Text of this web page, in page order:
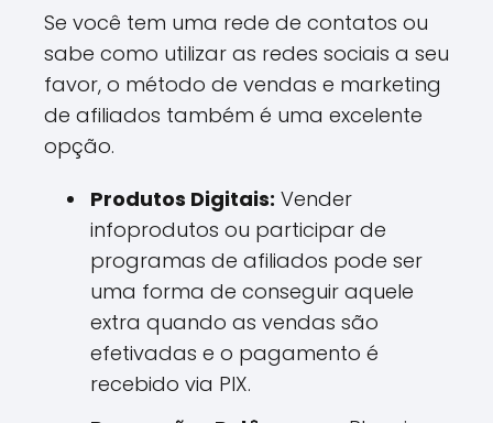
Se você tem uma rede de contatos ou
sabe como utilizar as redes sociais a seu
favor, o método de vendas e marketing
de afiliados também é uma excelente
opção.
Produtos Digitais: Vender
infoprodutos ou participar de
programas de afiliados pode ser
uma forma de conseguir aquele
extra quando as vendas são
efetivadas e o pagamento é
recebido via PIX.